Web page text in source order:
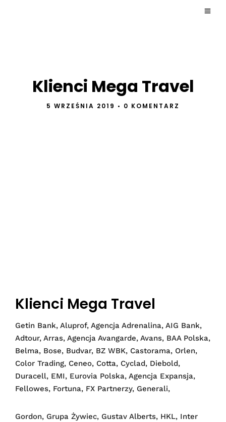
Klienci Mega Travel
5 WRZEŚNIA 2019 • 0 KOMENTARZ
Klienci Mega Travel
Getin Bank, Aluprof, Agencja Adrenalina, AIG Bank,
Adtour, Arras, Agencja Avangarde, Avans, BAA Polska,
Belma, Bose, Budvar, BZ WBK, Castorama, Orlen,
Color Trading, Ceneo, Cotta, Cyclad, Diebold,
Duracell, EMI, Eurovia Polska, Agencja Expansja,
Fellowes, Fortuna, FX Partnerzy, Generali,
Gordon, Grupa Żywiec, Gustav Alberts, HKL, Inter